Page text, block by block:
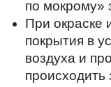
водой в
обильных
покрытия это
негативного